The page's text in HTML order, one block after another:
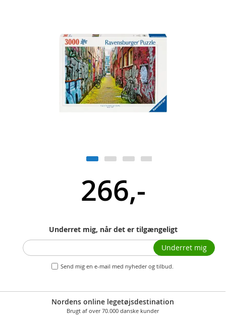
266,-
Underret mig, når det er tilgængeligt
Send mig en e-mail med nyheder og tilbud.
Underret mig
Nordens online legetøjsdestination
Brugt af over 70.000 danske kunder